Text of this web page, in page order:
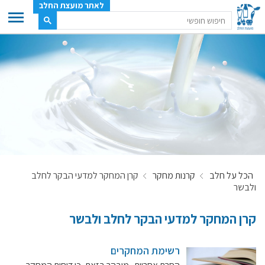
ענף החלב
מועצת החלב
משק החלב
תעשיית החלב
רשימת המחלבות
מחלקות המועצה, עיקרי עיסוקן
רשימת טלפונים – מועצת החלב
לאתר מועצת החלב
הכל על חלב קרנות מחקר
קרן המחקר למדעי הבקר לחלב
ולבשר
קרן המחקר למדעי הבקר לחלב ולבשר
רשימת המחקרים